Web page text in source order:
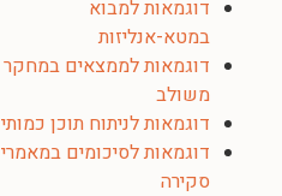
דוגמאות למבוא
במטא-אנליזות
דוגמאות לממצאים במחקר
משולב
דוגמאות לניתוח תוכן כמותי
דוגמאות לסיכומים במאמרי
סקירה